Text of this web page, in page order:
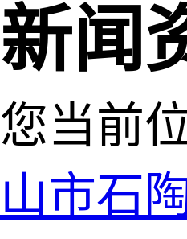
新闻
您当前
山市石